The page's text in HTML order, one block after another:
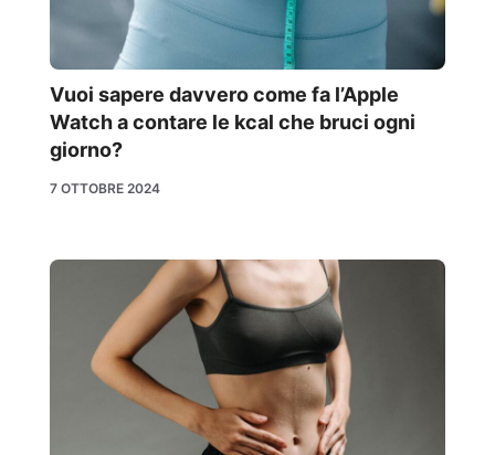
Vuoi sapere davvero come fa l’Apple
Watch a contare le kcal che bruci ogni
giorno?
7 OTTOBRE 2024